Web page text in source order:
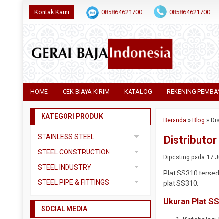
Kontak Kami 085864621700 085864621700
HOME CEK BIAYA KIRIM KATALOG REKENING
Beranda »Blog »
Diposting pada 17
Plat SS310
plat SS310:
Ukuran Plat
KATEGORI PRODUK
STAINLESS STEEL
Pipa SS304
Pipa SS310
Pipa SS316
Plat Bordes SS304
STEEL CONSTRUCTION
Besi Beton
Besi CNP
Besi UNP
STEEL INDUSTRY
Dual Plate
Plat A285 GR C
STEEL PIPE & FITTINGS
Ball Valve
SOCIAL MEDIA